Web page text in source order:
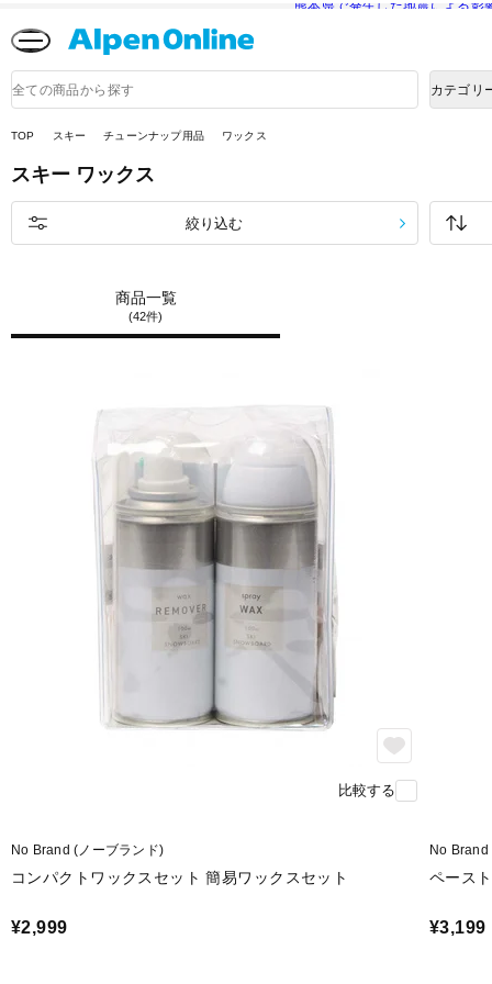
熊本県で発生した地震による影
品
検
カテゴリ
TOP スキー チューンナップ用品 ワックス
スキー ワックス
商品一覧
(42件)
絞り込む
比較する
No Brand (ノーブランド)
コンパクトワックスセット 簡易ワックスセット
¥2,999
No Brand
ペース
¥3,199